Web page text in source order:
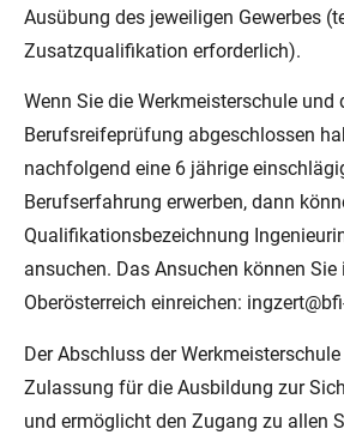
Ausübung des jeweiligen Gewerbes
Zusatzqualifikation erforderlich).
Wenn Sie die Werkmeisterschule und
Berufsreifeprüfung abgeschlossen
nachfolgend eine 6 jährige
Berufserfahrung erwerben, dann
Qualifikationsbezeichnung
ansuchen. Das Ansuchen können Sie
Oberösterreich einreichen:
Der Abschluss der
Zulassung für die Ausbildung zur
und ermöglicht den Zugang zu allen